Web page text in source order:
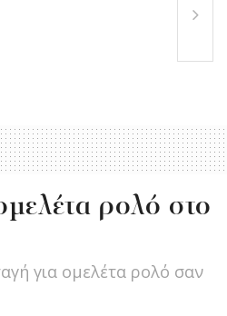
ρολό στο
για ομελέτα ρολό σαν